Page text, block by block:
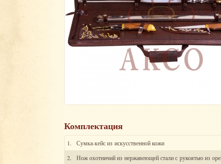
Комплектация
1.
Сумка-кейс из искусственной кожи
2.
Нож охотничий из нержавеющей стали с рукоятью из